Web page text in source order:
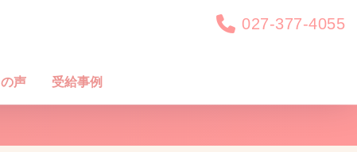
声 受給事例
027-377-4055